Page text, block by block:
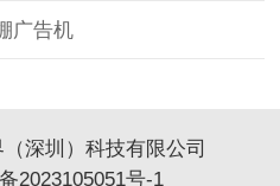
广告机
深圳）科技有限公司
2023105051号-1